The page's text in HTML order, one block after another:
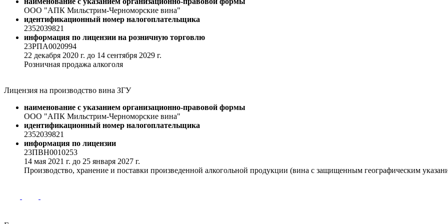
ООО "АПК Мильстрим-Черноморские вина"
идентификационный номер налогоплательщика
2352039821
информация по лицензии на розничную торговлю
23РПА0020994
22 декабря 2020 г. до 14 сентября 2029 г.
Розничная продажа алкоголя
Лицензия на производство вина ЗГУ
наименование с указанием организационно-правовой формы
ООО "АПК Мильстрим-Черноморские вина"
идентификационный номер налогоплательщика
2352039821
информация по лицензии
23ПВН0010253
14 мая 2021 г. до 25 января 2027 г.
Производство, хранение и поставки произведенной алкогольной продукции (вина с защищенным географическим